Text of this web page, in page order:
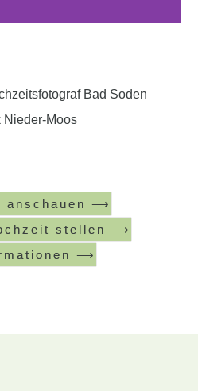
Bad Soden
Nieder-Moos
anschauen ⟶
stellen ⟶
⟶